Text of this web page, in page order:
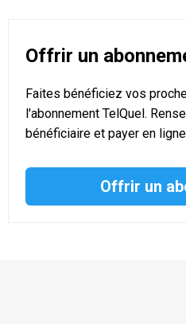
Offrir un
Faites bénéficiez vos
l'abonnement TelQuel.
bénéficiaire et payer en
Offrir un